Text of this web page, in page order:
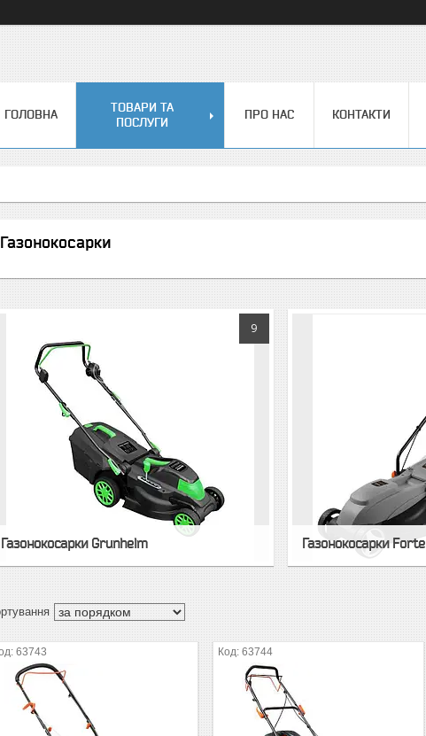
ГОЛОВНА
ТОВАРИ ТА
ПОСЛУГИ
ПРО НАС КОНТАКТИ
Газонокосарки
9
Газонокосарки Grunhelm Газонокосарки Forte
63743 63744